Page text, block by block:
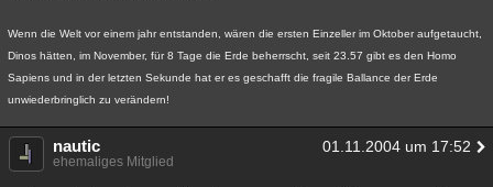
Wenn die Welt vor einem jahr entstanden, wären die ersten Einzeller im Oktober aufgetaucht,
Dinos hätten, im November, für 8 Tage die Erde beherrscht, seit 23.57 gibt es den Homo
Sapiens und in der letzten Sekunde hat er es geschafft die fragile Ballance der Erde
unwiederbringlich zu verändern!
nautic 01.11.2004 um 17:52
ehemaliges Mitglied